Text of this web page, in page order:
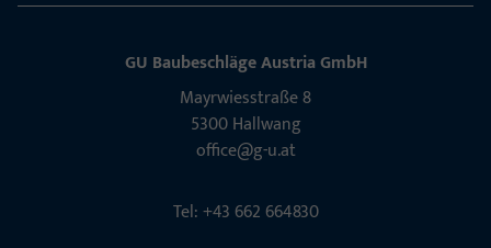
GU Baubeschläge Aus­tria GmbH
Mayrwies­straße 8
5300 Hall­wang
office@g-u.at
Tel: +43 662 664830